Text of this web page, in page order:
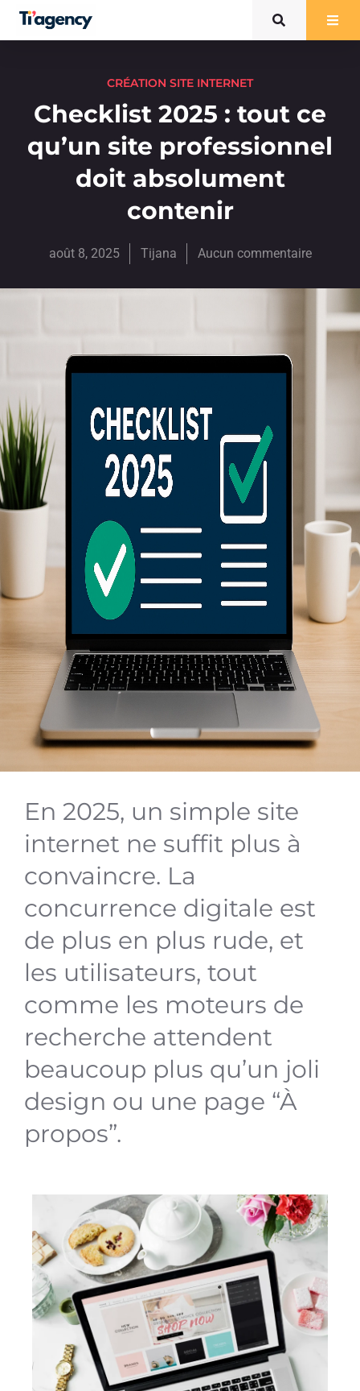
CRÉATION SITE INTERNET
Checklist 2025 : tout ce
qu’un site professionnel
doit absolument
contenir
août 8, 2025 Tijana Aucun commentaire
En 2025, un simple site
internet ne suffit plus à
convaincre. La
concurrence digitale est
de plus en plus rude, et
les utilisateurs, tout
comme les moteurs de
recherche attendent
beaucoup plus qu’un joli
design ou une page “À
propos”.